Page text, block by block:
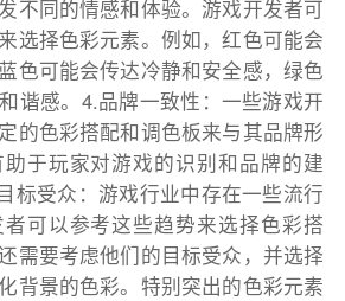
不同的情感和体验。游戏开发者可
选择色彩元素。例如，红色可能会
色可能会传达冷静和安全感，绿色
谐感。4.品牌一致性：一些游戏开
的色彩搭配和调色板来与其品牌形
于玩家对游戏的识别和品牌的建
标受众：游戏行业中存在一些流行
可以参考这些趋势来选择色彩搭
需要考虑他们的目标受众，并选择
背景的色彩。特别突出的色彩元素